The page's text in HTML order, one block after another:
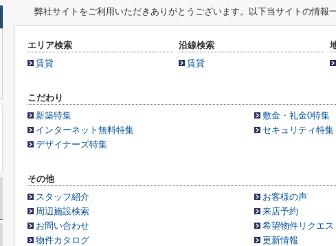
弊社サイトをご利用いただきありがとうございます。以下当サイトの情報一
エリア検索
賃貸
沿線検索
賃貸
こだわり
新築特集
敷金・礼金0特集
インターネット無料特集
セキュリティ特集
デザイナーズ特集
その他
スタッフ紹介
お客様の声
周辺施設検索
来店予約
お問い合わせ
希望物件リクエス
物件カタログ
更新情報